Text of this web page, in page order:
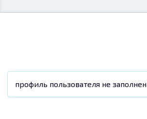
профиль пользователя не заполнен